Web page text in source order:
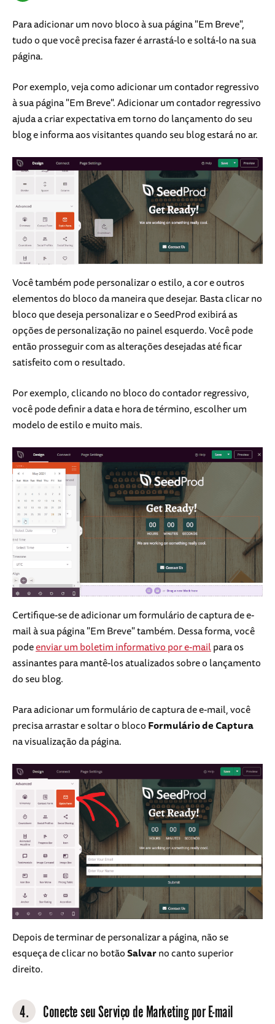
Para adicionar um novo bloco à sua página "Em Breve",
tudo o que você precisa fazer é arrastá-lo e soltá-lo na sua
página.
Por exemplo, veja como adicionar um contador regressivo
à sua página "Em Breve". Adicionar um contador regressivo
ajuda a criar expectativa em torno do lançamento do seu
blog e informa aos visitantes quando seu blog estará no ar.
Você também pode personalizar o estilo, a cor e outros
elementos do bloco da maneira que desejar. Basta clicar no
bloco que deseja personalizar e o SeedProd exibirá as
opções de personalização no painel esquerdo. Você pode
então prosseguir com as alterações desejadas até ficar
satisfeito com o resultado.
Por exemplo, clicando no bloco do contador regressivo,
você pode definir a data e hora de término, escolher um
modelo de estilo e muito mais.
Certifique-se de adicionar um formulário de captura de e-
mail à sua página "Em Breve" também. Dessa forma, você
podeenviar um boletim informativo por e-mailpara os
assinantes para mantê-los atualizados sobre o lançamento
do seu blog.
Para adicionar um formulário de captura de e-mail, você
precisa arrastar e soltar o blocoFormulário de Captura
na visualização da página.
Depois de terminar de personalizar a página, não se
esqueça de clicar no botãoSalvarno canto superior
direito.
4. Conecte seu Serviço de Marketing por E-mail